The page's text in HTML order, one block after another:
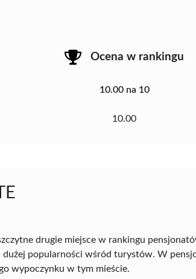
Ocena w rankingu
10.00 na 10
10.00
drugie miejsce w rankingu
popularności wśród turystów. W
wypoczynku w tym mieście.